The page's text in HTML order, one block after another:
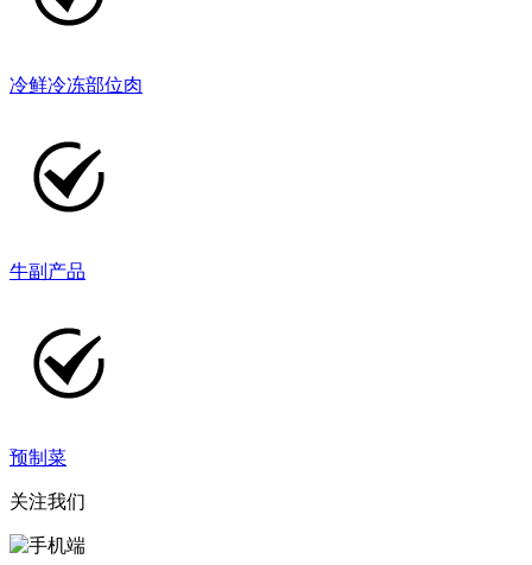
冷鲜冷冻部位肉
牛副产品
预制菜
关注我们